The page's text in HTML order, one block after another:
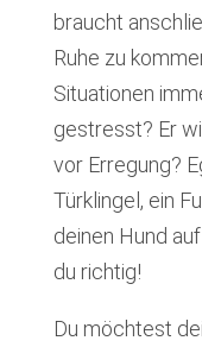
braucht
Ruhe zu
Situationen
gestresst? Er
vor Erregung?
Türklingel, ein
deinen Hund
du richtig!
Du möchtest